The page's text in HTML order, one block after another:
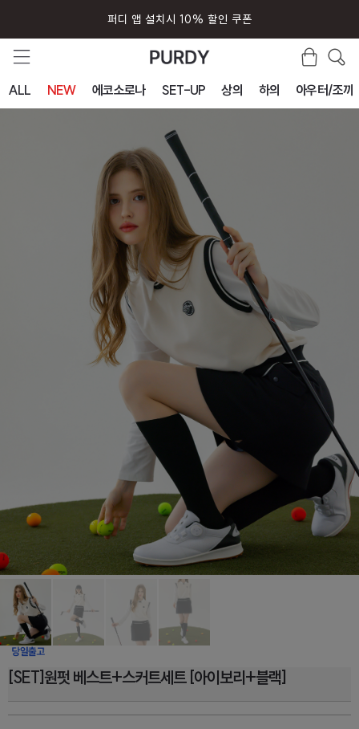
퍼디 앱 설치시 10% 할인 쿠폰
ALL NEW 에코소로나 SET-UP 상의 하의 아우터/조끼
[SET]원펏 베스트+스커트세트 [아이보리+블랙]